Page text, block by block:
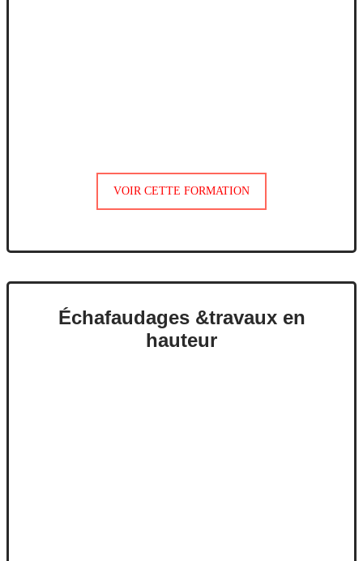
VOIR CETTE FORMATION
Échafaudages &travaux en
hauteur